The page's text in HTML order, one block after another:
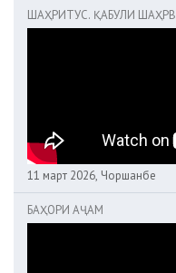
ШАҲРИТУС. ҚАБУЛИ
11 март 2026, Чоршанбе
БАҲОРИ АҶАМ